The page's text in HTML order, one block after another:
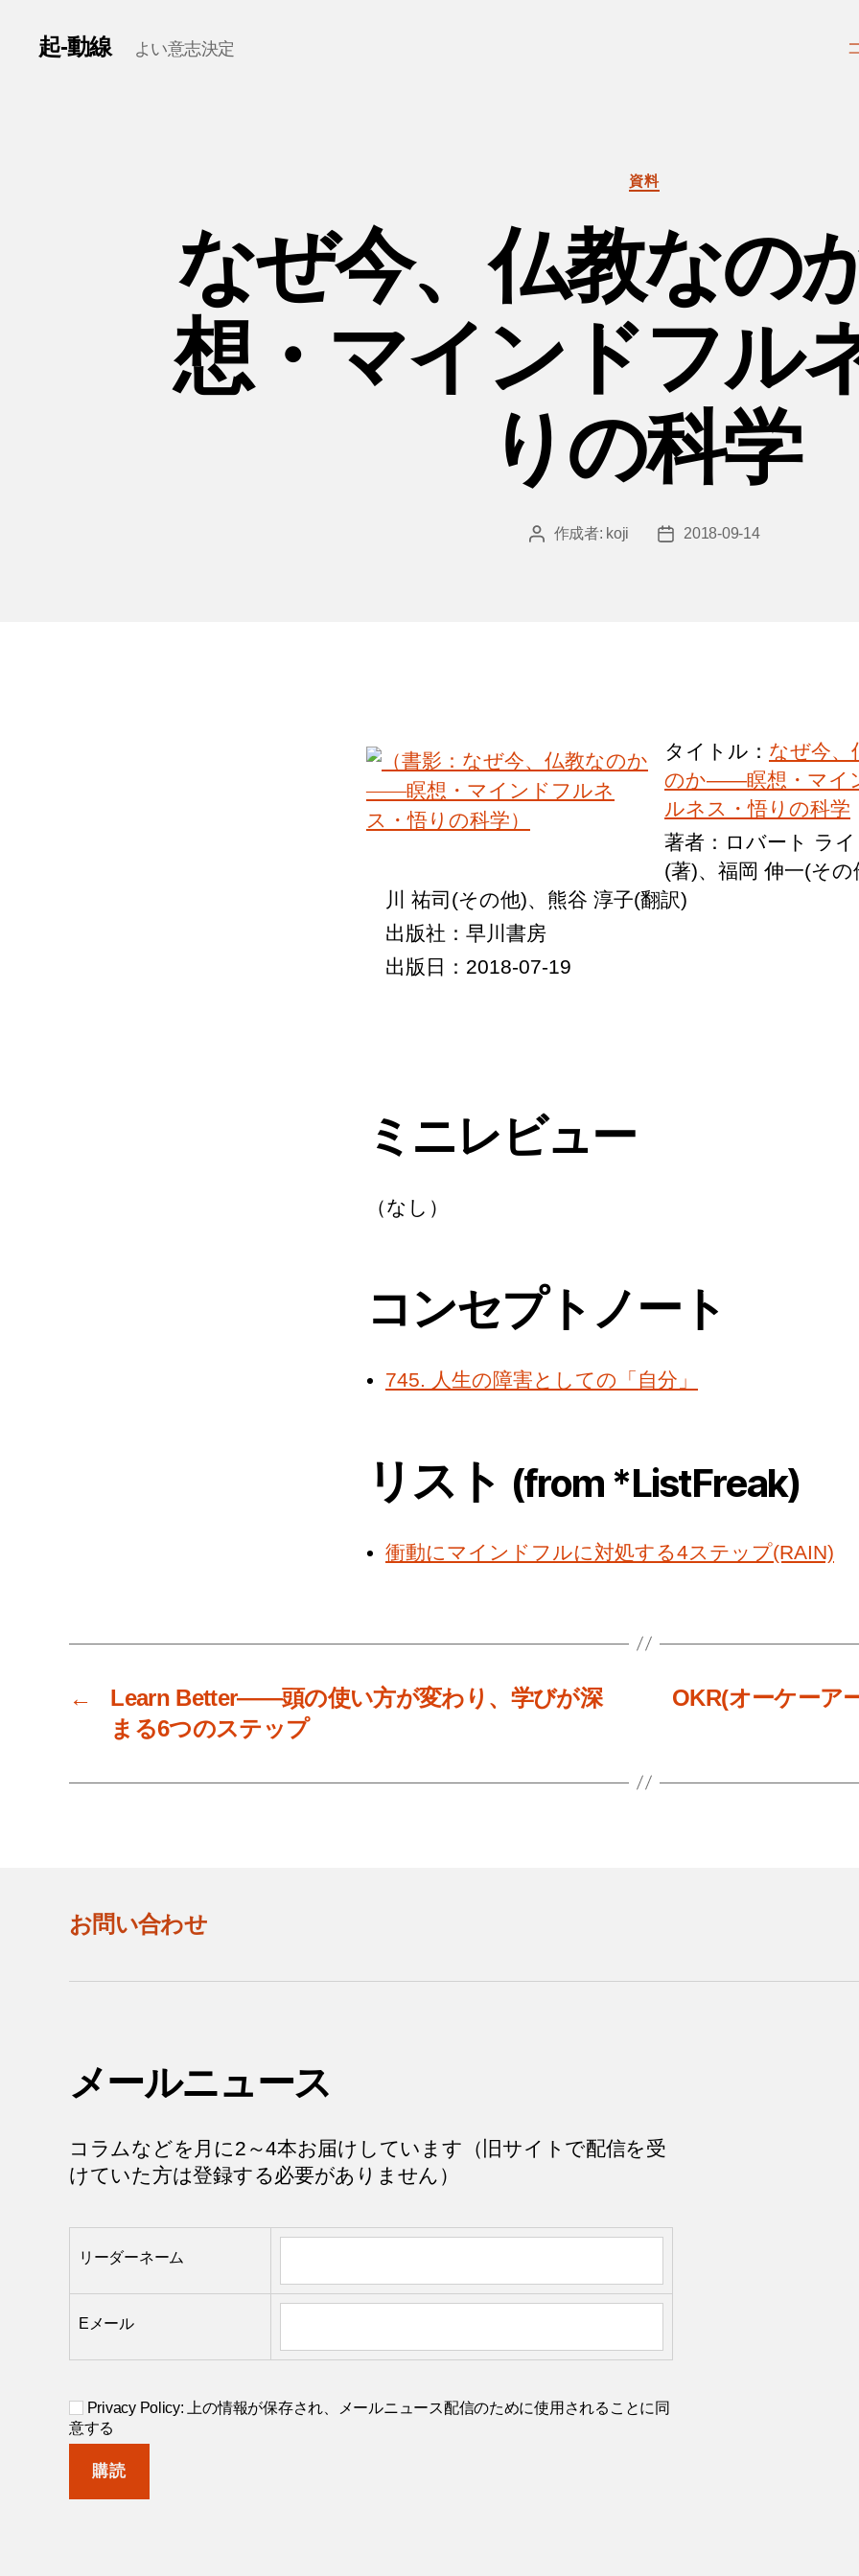
起-動線 よい意志決定
カ
テ
ー
資料
なぜ今、仏教な
想・マインドフル
りの科学
投 作成者: koji
投
2018-09-14
タイトル： なぜ今、
のか――瞑想・マイ
ルネス・悟りの科学
著者：ロバート ラ
(著)、福岡 伸一(その
川 祐司(その他)、熊谷 淳子(翻訳)
出版社：早川書房
出版日：2018-07-19
ミニレビュー
（なし）
コンセプトノート
745. 人生の障害としての「自分」
リスト (from *ListFreak)
衝動にマインドフルに対処する4ステップ(RAIN)
←
Learn Better――頭の使い方が変わり、学びが深
まる6つのステップ
OKR(オーケーア
お問い合わせ
メールニュース
コラムなどを月に2～4本お届けしています（旧サイトで配信を受
けていた方は登録する必要がありません）
リーダーネーム
Eメール
Privacy Policy: 上の情報が保存され、メールニュース配信のために使用されることに同
意する